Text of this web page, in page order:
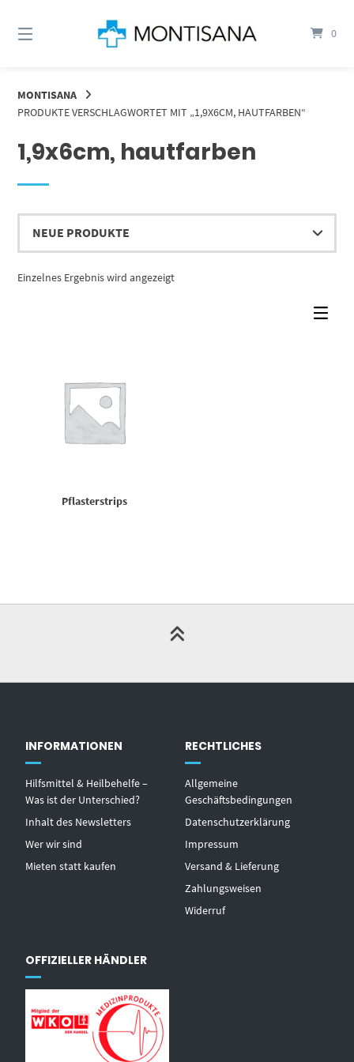
zum
0
MONTISANA
PRODUKTE VERSCHLAGWORTET MIT „1,9X6CM, HAUTFARBEN“
1,9x6cm, hautfarben
Einzelnes Ergebnis wird angezeigt
Pflasterstrips
INFORMATIONEN
Hilfsmittel & Heilbehelfe –
Was ist der Unterschied?
Inhalt des Newsletters
Wer wir sind
Mieten statt kaufen
RECHTLICHES
Allgemeine
Geschäftsbedingungen
Datenschutzerklärung
Impressum
Versand & Lieferung
Zahlungsweisen
Widerruf
OFFIZIELLER HÄNDLER